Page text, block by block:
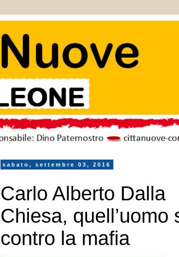
sabato, settembre 03, 2016
Carlo Alberto Dalla
Chiesa, quell’uomo
contro la mafia